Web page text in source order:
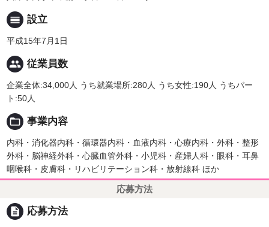
calendar_view_day 設立
平成15年7月1日
people 従業員数
企業全体:34,000人 うち就業場所:280人 うち女性:190人 うちパー
ト:50人
folder_open 事業内容
内科・消化器内科・循環器内科・血液内科・心療内科・外科・整形
外科・脳神経外科・心臓血管外科・小児科・産婦人科・眼科・耳鼻
咽喉科・皮膚科・リハビリテーション科・放射線科 ほか
応募方法
description 応募方法